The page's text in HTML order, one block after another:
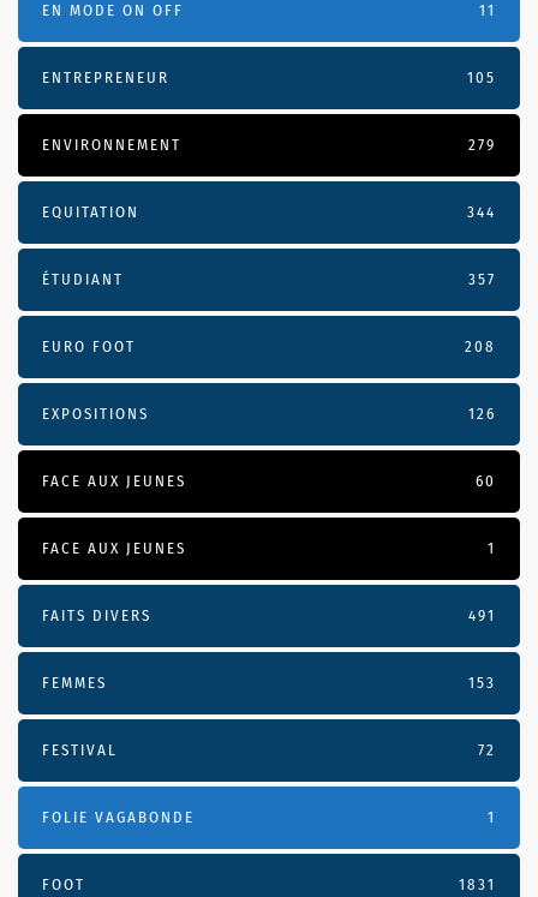
EN MODE ON OFF 11
ENTREPRENEUR 105
ENVIRONNEMENT 279
EQUITATION 344
ÉTUDIANT 357
EURO FOOT 208
EXPOSITIONS 126
FACE AUX JEUNES 60
FACE AUX JEUNES 1
FAITS DIVERS 491
FEMMES 153
FESTIVAL 72
FOLIE VAGABONDE 1
FOOT 1831